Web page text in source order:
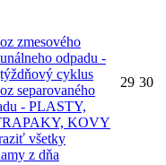
zmesového
odpadu -
cyklus
separovaného
- PLASTY,
KOVY
všetky
z dňa
29 30